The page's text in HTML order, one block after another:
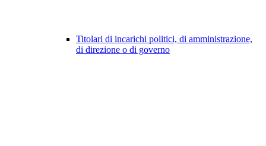
Titolari di incarichi politici, di amministrazione,
di direzione o di governo